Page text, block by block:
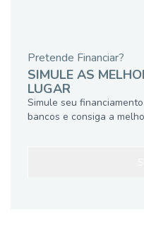
Pretende Financiar?
SIMULE AS
LUGAR
Simule seu
bancos e consiga a